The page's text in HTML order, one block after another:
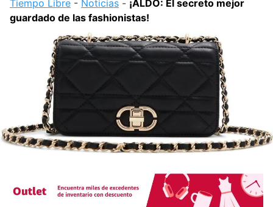
Tiempo Libre - Noticias - ¡ALDO: El secreto mejor
guardado de las fashionistas!